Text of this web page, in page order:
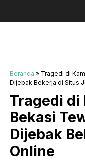
Beranda » Tragedi di
Dijebak Bekerja di Situs
Tragedi di
Bekasi
Dijebak
Online